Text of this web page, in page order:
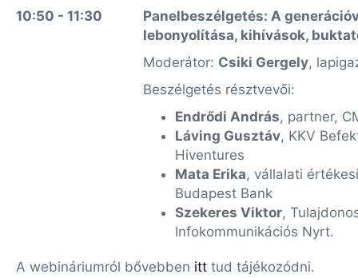
10:50 - 11:30
Panelbeszélgetés: A
lebonyolítása, kihívások,
Moderátor: Csiki Gergely,
Beszélgetés résztvevői:
Endrődi András, partner,
Láving Gusztáv, KKV
Hiventures
Mata Erika, vállalati
Budapest Bank
Szekeres Viktor,
Infokommunikációs Nyrt.
A webináriumról bővebben itt tud tájékozódni.